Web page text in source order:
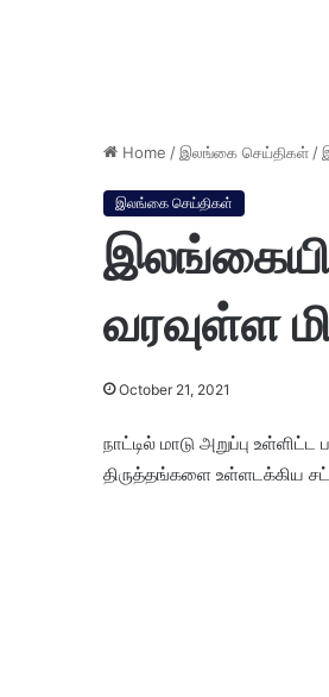
Home /இலங்கை செய்திகள் /
இலங்கை செய்திகள்
வரவுள்ள
October 21, 2021
நாட்டில் மாடு அறுப்பு
திருத்தங்களை உள்ளடக்கிய